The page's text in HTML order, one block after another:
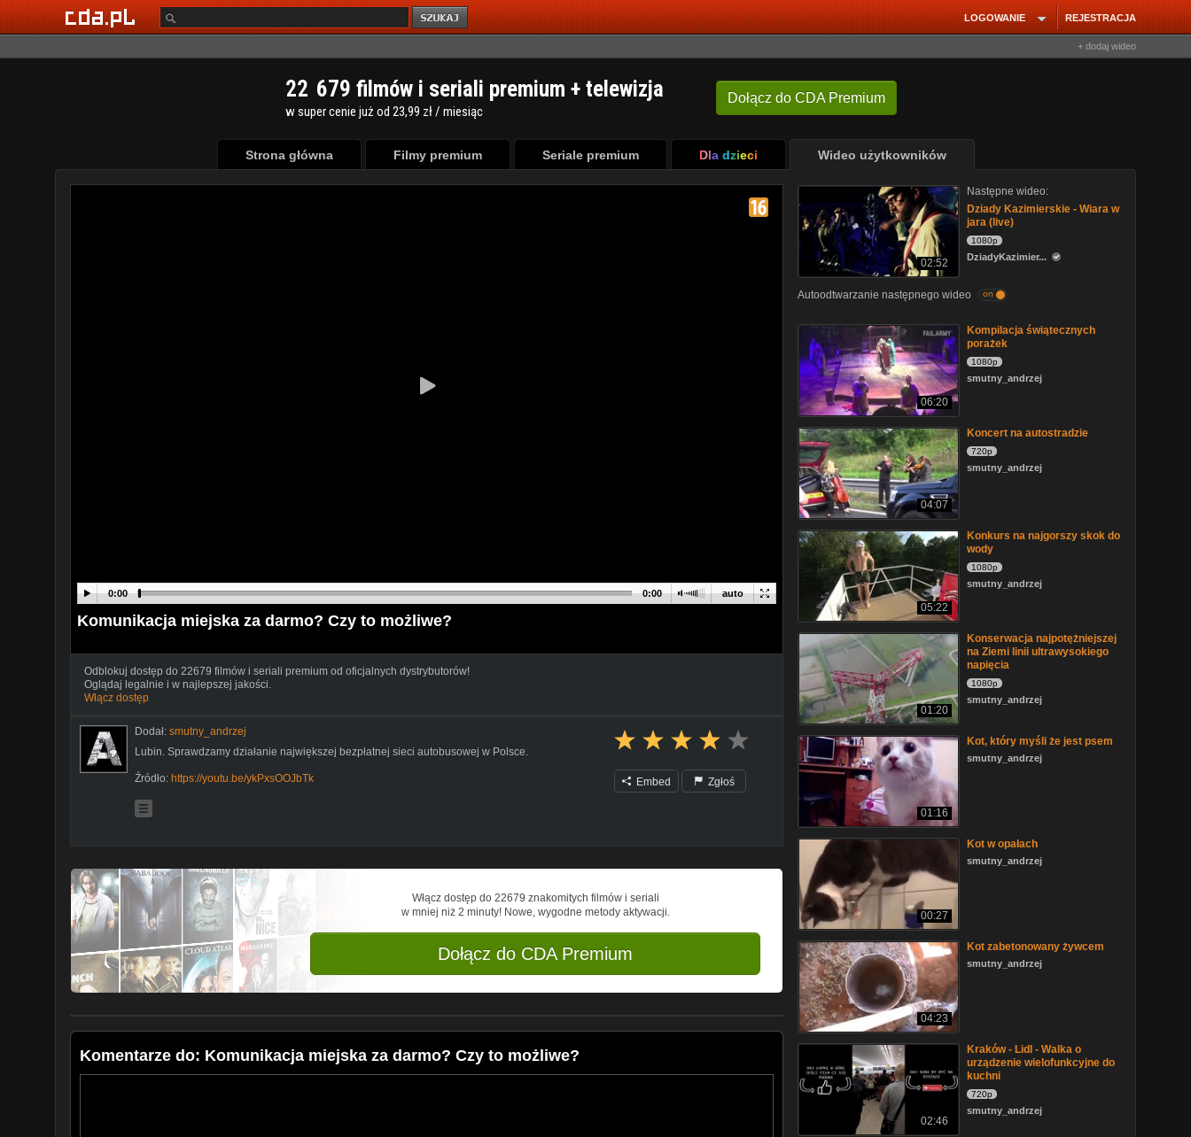
REJESTRACJA
LOGOWANIE
+ dodaj wideo
Dołącz do CDA Premium
22 679 filmów i seriali premium + telewizja
w super cenie już od 23,99 zł / miesiąc
Strona główna Filmy premium Seriale premium Dla dzieci Wideo użytkowników
auto
0:00 0:00
Komunikacja miejska za darmo? Czy to możliwe?
Odblokuj dostęp do 22679 filmów i seriali premium od oficjalnych dystrybutorów!
Oglądaj legalnie i w najlepszej jakości.
Włącz dostęp
Dodał: smutny_andrzej
Lubin. Sprawdzamy działanie największej bezpłatnej sieci autobusowej w Polsce.
Źródło: https://youtu.be/ykPxsOOJbTk Embed Zgłoś
Włącz dostęp do 22679 znakomitych filmów i seriali
w mniej niż 2 minuty! Nowe, wygodne metody aktywacji.
Dołącz do CDA Premium
Komentarze do: Komunikacja miejska za darmo? Czy to możliwe?
02:52
Następne wideo:
Dziady Kazimierskie - Wiara w
jara (live)
1080p
DziadyKazimier...
Autoodtwarzanie następnego wideo on
06:20
Kompilacja świątecznych
porażek
1080p
smutny_andrzej
04:07
Koncert na autostradzie
720p
smutny_andrzej
05:22
Konkurs na najgorszy skok do
wody
1080p
smutny_andrzej
01:20
Konserwacja najpotężniejszej
na Ziemi linii ultrawysokiego
napięcia
1080p
smutny_andrzej
01:16
Kot, który myśli że jest psem
smutny_andrzej
00:27
Kot w opałach
smutny_andrzej
04:23
Kot zabetonowany żywcem
smutny_andrzej
02:46
Kraków - Lidl - Walka o
urządzenie wielofunkcyjne do
kuchni
720p
smutny_andrzej